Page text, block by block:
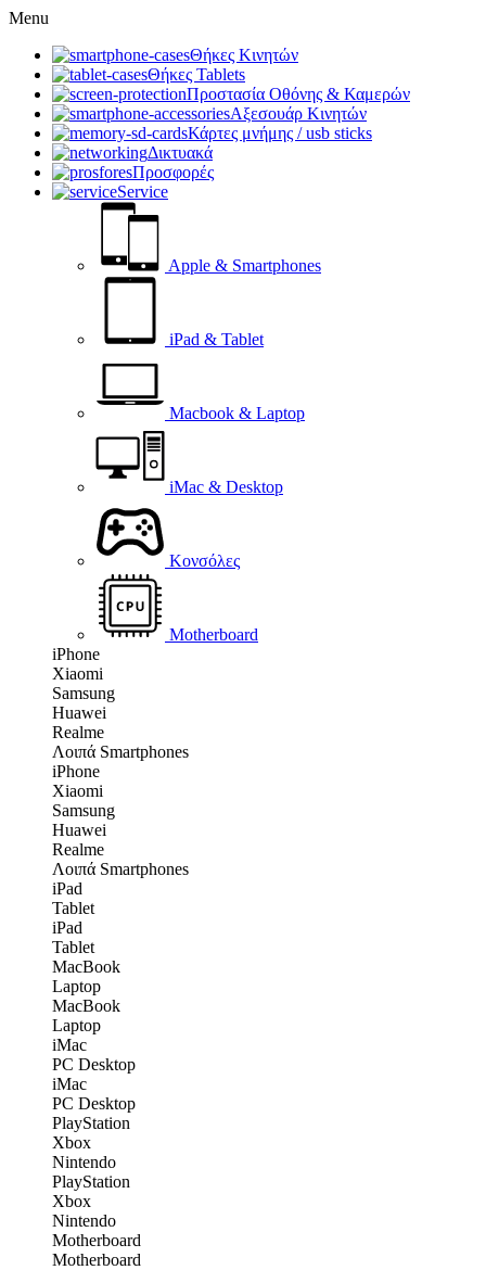
Menu
Θήκες Κινητών
Θήκες Tablets
Προστασία Οθόνης & Καμερών
Αξεσουάρ Κινητών
Κάρτες μνήμης / usb sticks
Δικτυακά
Προσφορές
Service
Apple & Smartphones
iPad & Tablet
Macbook & Laptop
iMac & Desktop
Κονσόλες
Motherboard
iPhone
Xiaomi
Samsung
Huawei
Realme
Λοιπά Smartphones
iPhone
Xiaomi
Samsung
Huawei
Realme
Λοιπά Smartphones
iPad
Tablet
iPad
Tablet
MacBook
Laptop
MacBook
Laptop
iMac
PC Desktop
iMac
PC Desktop
PlayStation
Xbox
Nintendo
PlayStation
Xbox
Nintendo
Motherboard
Motherboard